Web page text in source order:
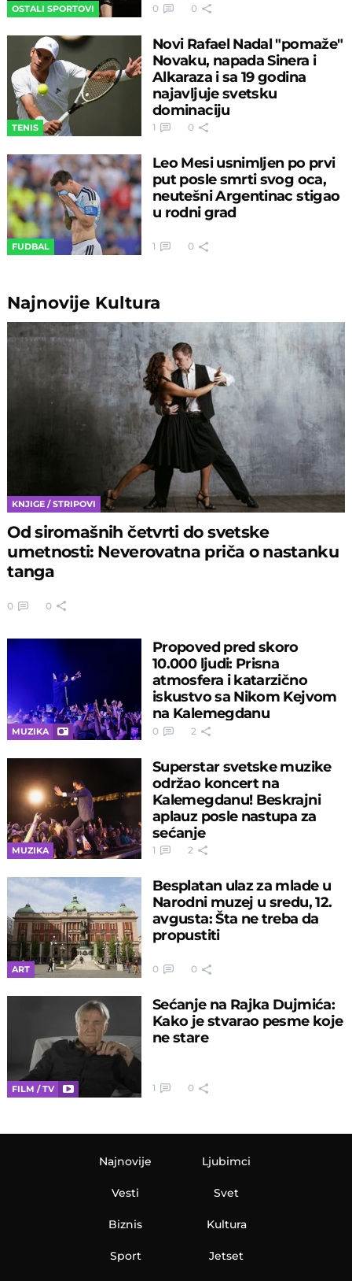
OSTALI SPORTOVI 0 0
TENIS
Novi Rafael Nadal "pomaže"
Novaku, napada Sinera i
Alkaraza i sa 19 godina
najavljuje svetsku
dominaciju
1 0
FUDBAL
Leo Mesi usnimljen po prvi
put posle smrti svog oca,
neutešni Argentinac stigao
u rodni grad
1 0
Najnovije Kultura
KNJIGE / STRIPOVI
Od siromašnih četvrti do svetske
umetnosti: Neverovatna priča o nastanku
tanga
0 0
MUZIKA
Propoved pred skoro
10.000 ljudi: Prisna
atmosfera i katarzično
iskustvo sa Nikom Kejvom
na Kalemegdanu
0 2
MUZIKA
Superstar svetske muzike
održao koncert na
Kalemegdanu! Beskrajni
aplauz posle nastupa za
sećanje
1 2
ART
Besplatan ulaz za mlade u
Narodni muzej u sredu, 12.
avgusta: Šta ne treba da
propustiti
0 0
FILM / TV
Sećanje na Rajka Dujmića:
Kako je stvarao pesme koje
ne stare
1 0
Najnovije
Vesti
Biznis
Sport
Ljubimci
Svet
Kultura
Jetset